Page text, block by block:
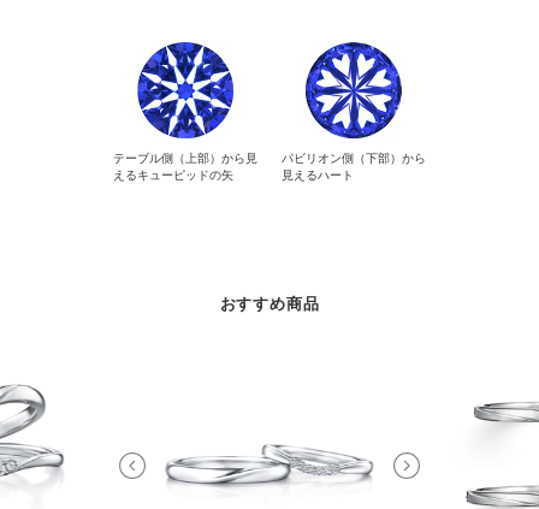
テーブル側（上部）から見
えるキューピッドの矢
パビリオン側（下部）から
見えるハート
おすすめ商品